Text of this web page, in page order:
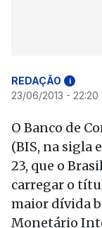
REDAÇÃO i
23/06/2013 - 22:20
O Banco de
(BIS, na sigla
23, que o
carregar o
maior dívida
Monetário